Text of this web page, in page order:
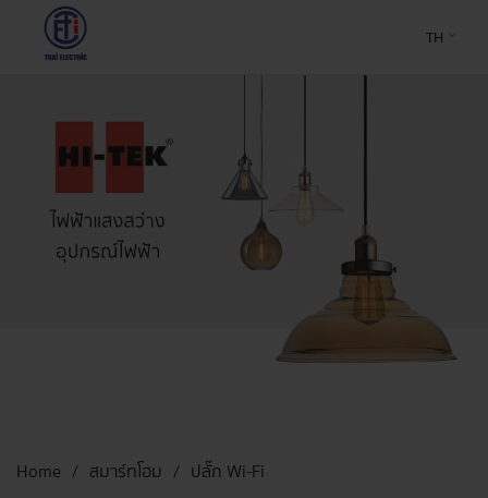
TH
Home สมาร์ทโฮม
ปลั๊ก Wi-Fi